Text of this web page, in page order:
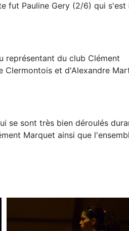
fut Pauline Gery (2/6) qui s'est
représentant du club Clément
Clermontois et d'Alexandre
se sont très bien déroulés
Marquet ainsi que